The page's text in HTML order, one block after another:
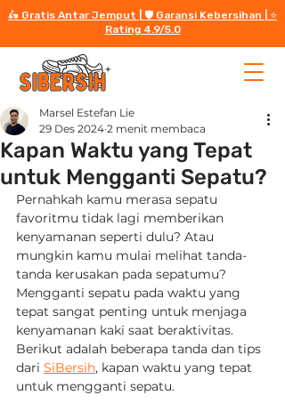
🛵 Gratis Antar Jemput | 🛡️ Garansi Kebersihan | ⭐️
Rating 4.9/5.0
Kapan Waktu yang Tepat
untuk Mengganti Sepatu?
Marsel Estefan Lie
29 Des 2024 2 menit membaca
Pernahkah kamu merasa sepatu
favoritmu tidak lagi memberikan
kenyamanan seperti dulu? Atau
mungkin kamu mulai melihat tanda-
tanda kerusakan pada sepatumu?
Mengganti sepatu pada waktu yang
tepat sangat penting untuk menjaga
kenyamanan kaki saat beraktivitas.
Berikut adalah beberapa tanda dan tips
dari SiBersih, kapan waktu yang tepat
untuk mengganti sepatu.